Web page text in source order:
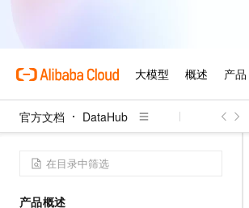
官方文档 DataHub
产品概述